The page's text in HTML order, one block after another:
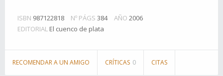
ISBN 987122818 Nº PÁGS 384 AÑO 2006
EDITORIAL El cuenco de plata
RECOMENDAR A UN AMIGO CRÍTICAS 0 CITAS